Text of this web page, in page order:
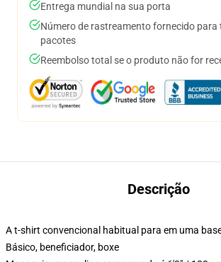
Entrega mundial na sua porta
Número de rastreamento fornecido para
pacotes
Reembolso total se o produto não for
Descrição
A t-shirt convencional habitual para em uma
Básico, beneficiador, boxe